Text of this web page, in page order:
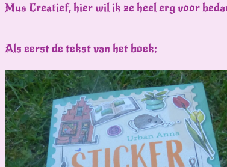
Mus Creatief, hier wil ik ze heel erg voor
Als eerst de tekst van het boek: